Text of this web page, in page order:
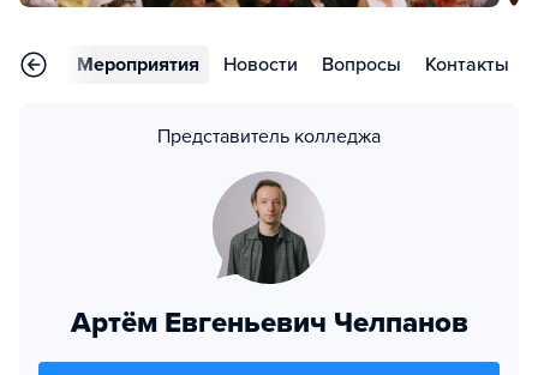
Мероприятия Новости Вопросы Контакты
Представитель колледжа
Артём Евгеньевич Челпанов